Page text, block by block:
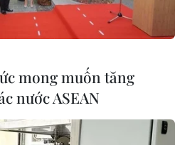
mong muốn tăng
nước ASEAN